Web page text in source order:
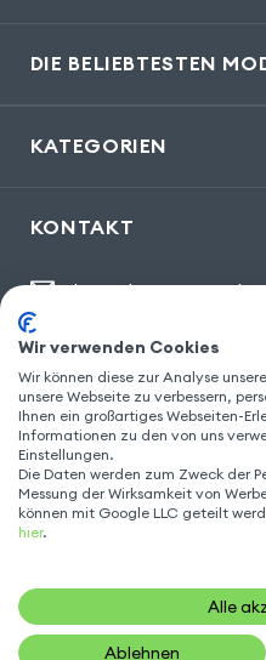
DIE BELIEBTESTEN
KATEGORIEN
KONTAKT
kontakt@gsm55.de
30, bis rue Girard
Wir verwenden Cookies
Wir können diese zur Analyse
unsere Webseite zu verbessern,
Ihnen ein großartiges Webseiten-
Informationen zu den von uns
Einstellungen.
Die Daten werden zum Zweck der
Messung der Wirksamkeit von
können mit Google LLC geteilt
hier.
Alle
Ablehnen